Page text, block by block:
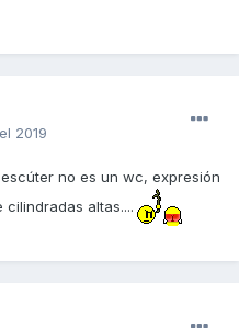
2019
no es un wc, expresión
altas....